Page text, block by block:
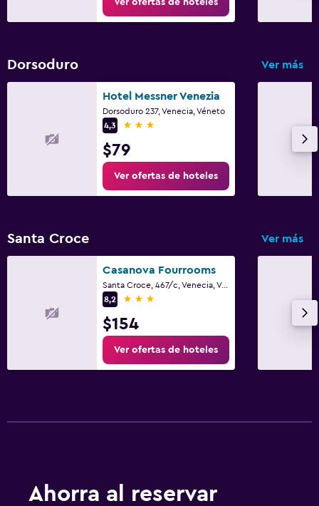
Dorsoduro Ver más
Hotel Messner Venezia
Dorsoduro 237, Venecia, Véneto
4,3
3 estrellas
$79
Ver ofertas de hoteles
Santa Croce Ver más
Casanova Fourrooms
Santa Croce, 467/c, Venecia, Véneto
8,2
3 estrellas
$154
Ver ofertas de hoteles
Ahorra al reservar